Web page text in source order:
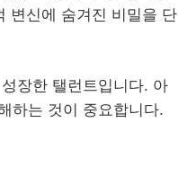
변신에 숨겨진 비밀을 단
장한 탤런트입니다. 아
하는 것이 중요합니다.